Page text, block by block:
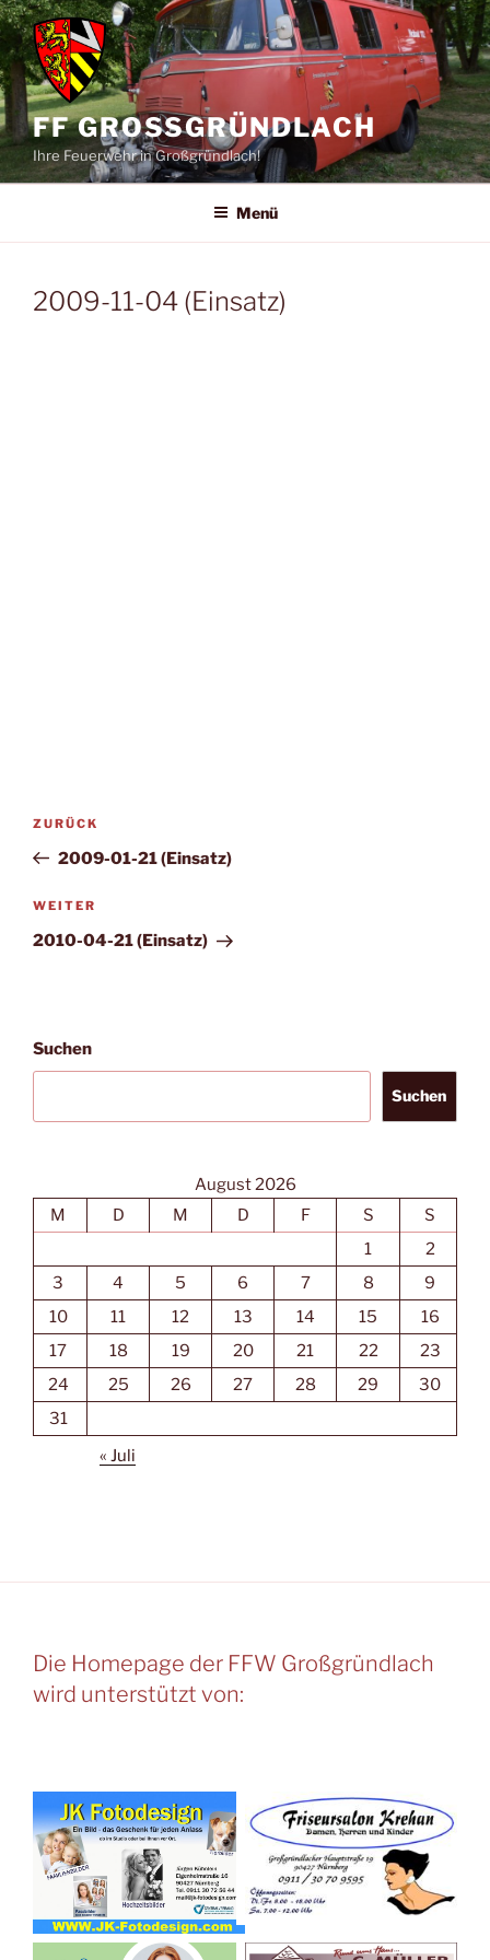
Zum
Inhalt
springen
FF GROSSGRÜNDLACH
Ihre Feuerwehr in Großgründlach!
Menü
2009-11-04 (Einsatz)
Beitragsnavigation
Vorheriger
Beitrag
ZURÜCK
2009-01-21 (Einsatz)
Nächster
Beitrag
WEITER
2010-04-21 (Einsatz)
Suchen
Suchen
August 2026
M
D M D F S
S
1
2
3
4 5 6 7 8
9
10
11 12 13 14 15
16
17
18 19 20 21 22
23
24
25 26 27 28 29
30
31
« Juli
Die Homepage der FFW Großgründlach
wird unterstützt von: